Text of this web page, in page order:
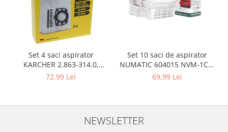
Aparate cosmetice
Articole Sanatate si Wellness
Consumabile sanitare
Cosmetice si produse ingrijire
personala
Igiena dentara
Camera copilului
Set 4 saci aspirator
KARCHER 2.863-314.0,
compatibil cu WD, KWD, SE
72,99 Lei
Set 10 saci de aspirator
NUMATIC 604015 NVM-1CH,
9L
69,99 Lei
NEWSLETTER